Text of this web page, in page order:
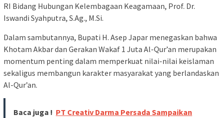
RI Bidang Hubungan Kelembagaan Keagamaan, Prof. Dr.
Iswandi Syahputra, S.Ag., M.Si.
Dalam sambutannya, Bupati H. Asep Japar menegaskan bahwa
Khotam Akbar dan Gerakan Wakaf 1 Juta Al-Qur’an merupakan
momentum penting dalam memperkuat nilai-nilai keislaman
sekaligus membangun karakter masyarakat yang berlandaskan
Al-Qur’an.
Baca juga ! PT Creativ Darma Persada Sampaikan